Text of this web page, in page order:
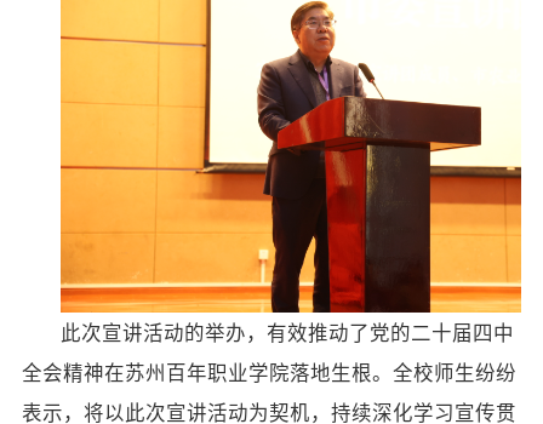
此次宣讲活动的举办，有效推动了党的二十届四中
全会精神在苏州百年职业学院落地生根。全校师生纷纷
表示，将以此次宣讲活动为契机，持续深化学习宣传贯